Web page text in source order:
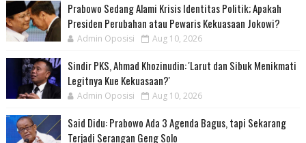
Prabowo Sedang Alami Krisis Identitas Politik; Apakah
Presiden Perubahan atau Pewaris Kekuasaan Jokowi?
Admin Oposisi Aug 10, 2026
Sindir PKS, Ahmad Khozinudin: 'Larut dan Sibuk Menikmati
Legitnya Kue Kekuasaan?'
Admin Oposisi Aug 10, 2026
Said Didu: Prabowo Ada 3 Agenda Bagus, tapi Sekarang
Terjadi Serangan Geng Solo